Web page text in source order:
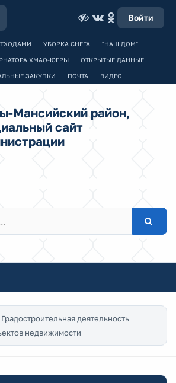
Войти
УБОРКА СНЕГА "НАШ ДОМ"
ХМАО-ЮГРЫ ОТКРЫТЫЕ ДАННЫЕ
ЗАКУПКИ ПОЧТА ВИДЕО
Мансийский район,
сайт
Градостроительная деятельность
недвижимости